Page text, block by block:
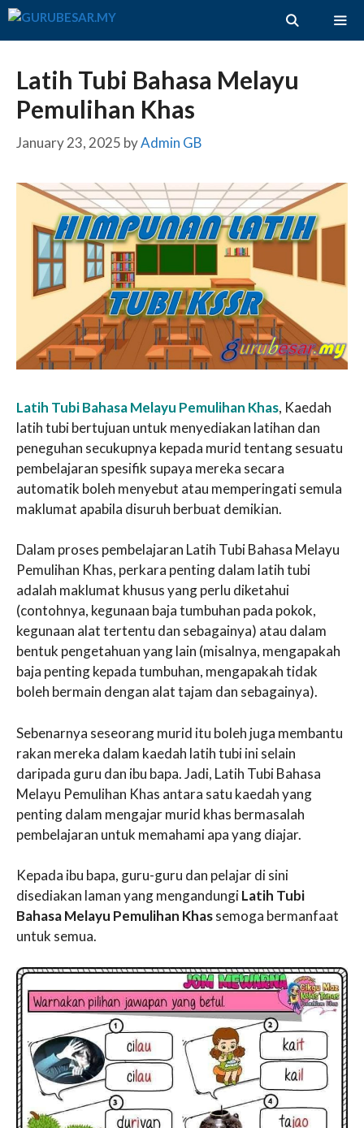
Skip
Latih Tubi Bahasa Melayu
Pemulihan Khas
January 23, 2025 byAdmin GB
Latih Tubi Bahasa Melayu Pemulihan Khas, Kaedah
latih tubi bertujuan untuk menyediakan latihan dan
peneguhan secukupnya kepada murid tentang sesuatu
pembelajaran spesifik supaya mereka secara
automatik boleh menyebut atau memperingati semula
maklumat apabila disuruh berbuat demikian.
Dalam proses pembelajaran Latih Tubi Bahasa Melayu
Pemulihan Khas, perkara penting dalam latih tubi
adalah maklumat khusus yang perlu diketahui
(contohnya, kegunaan baja tumbuhan pada pokok,
kegunaan alat tertentu dan sebagainya) atau dalam
bentuk pengetahuan yang lain (misalnya, mengapakah
baja penting kepada tumbuhan, mengapakah tidak
boleh bermain dengan alat tajam dan sebagainya).
Sebenarnya seseorang murid itu boleh juga membantu
rakan mereka dalam kaedah latih tubi ini selain
daripada guru dan ibu bapa. Jadi, Latih Tubi Bahasa
Melayu Pemulihan Khas antara satu kaedah yang
penting dalam mengajar murid khas bermasalah
pembelajaran untuk memahami apa yang diajar.
Kepada ibu bapa, guru-guru dan pelajar di sini
disediakan laman yang mengandungiLatih Tubi
Bahasa Melayu Pemulihan Khassemoga bermanfaat
untuk semua.